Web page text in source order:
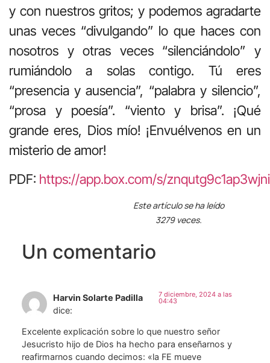
y con nuestros gritos; y podemos agradarte
unas veces “divulgando” lo que haces con
nosotros y otras veces “silenciándolo” y
rumiándolo a solas contigo. Tú eres
“presencia y ausencia”, “palabra y silencio”,
“prosa y poesía”. “viento y brisa”. ¡Qué
grande eres, Dios mío! ¡Envuélvenos en un
misterio de amor!
PDF: https://app.box.com/s/
Este artículo se ha leído
3279 veces.
Un comentario
Harvin Solarte Padilla
dice:
7 diciembre, 2024 a las
04:43
Excelente explicación sobre lo que nuestro señor
Jesucristo hijo de Dios ha hecho para enseñarnos y
reafirmarnos cuando decimos: «la FE mueve